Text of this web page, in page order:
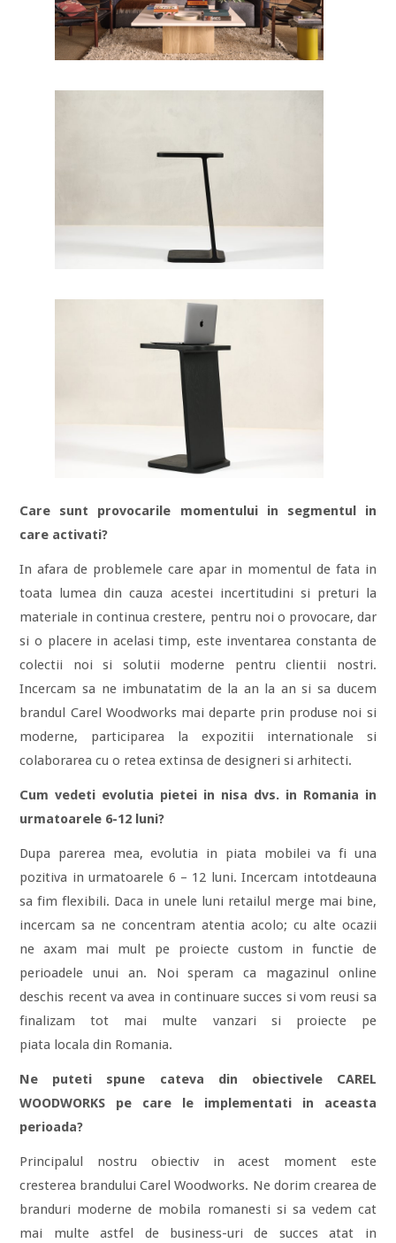
Care sunt provocarile momentului in segmentul in
care activati?
In afara de problemele care apar in momentul de fata in
toata lumea din cauza acestei incertitudini si preturi la
materiale in continua crestere, pentru noi o provocare, dar
si o placere in acelasi timp, este inventarea constanta de
colectii noi si solutii moderne pentru clientii nostri.
Incercam sa ne imbunatatim de la an la an si sa ducem
brandul Carel Woodworks mai departe prin produse noi si
moderne, participarea la expozitii internationale si
colaborarea cu o retea extinsa de designeri si arhitecti.
Cum vedeti evolutia pietei in nisa dvs. in Romania in
urmatoarele 6-12 luni?
Dupa parerea mea, evolutia in piata mobilei va fi una
pozitiva in urmatoarele 6 – 12 luni. Incercam intotdeauna
sa fim flexibili. Daca in unele luni retailul merge mai bine,
incercam sa ne concentram atentia acolo; cu alte ocazii
ne axam mai mult pe proiecte custom in functie de
perioadele unui an. Noi speram ca magazinul online
deschis recent va avea in continuare succes si vom reusi sa
finalizam tot mai multe vanzari si proiecte pe
piata locala din Romania.
Ne puteti spune cateva din obiectivele CAREL
WOODWORKS pe care le implementati in aceasta
perioada?
Principalul nostru obiectiv in acest moment este
cresterea brandului Carel Woodworks. Ne dorim crearea de
branduri moderne de mobila romanesti si sa vedem cat
mai multe astfel de business-uri de succes atat in